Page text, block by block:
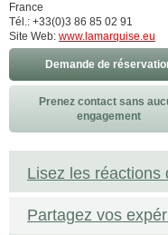
France
Tél.: +33(0)3 86 85 02 91
Site Web: www.lamarquise.eu
Demande de
Prenez contact sans
engagement
Lisez les réactions
Partagez vos